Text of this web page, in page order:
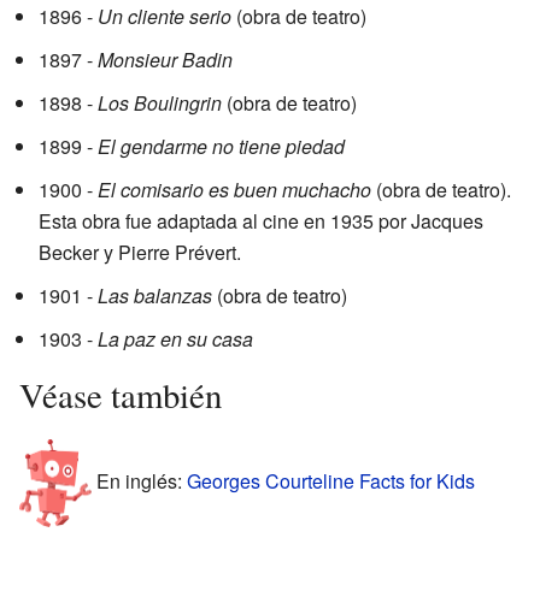
1896 - Un cliente serio (obra de teatro)
1897 -Monsieur Badin
1898 -Los Boulingrin (obra de teatro)
1899 -El gendarme no tiene piedad
1900 -El comisario es buen muchacho (obra de teatro).
Esta obra fue adaptada al cine en 1935 por Jacques
Becker y Pierre Prévert.
1901 -Las balanzas (obra de teatro)
1903 -La paz en su casa
Véase también
En inglés: Georges Courteline Facts for Kids